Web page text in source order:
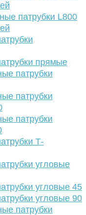
патрубки L800
прямые
патрубки
патрубки
патрубки
Т-
угловые
угловые 45
угловые 90
патрубки